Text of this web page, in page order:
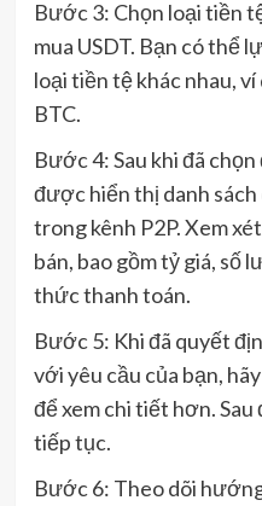
Bước 3: Chọn loại tiền
mua USDT. Bạn có thể
loại tiền tệ khác nhau,
BTC.
Bước 4: Sau khi đã
được hiển thị danh
trong kênh P2P. Xem
bán, bao gồm tỷ giá, số
thức thanh toán.
Bước 5: Khi đã quyết
với yêu cầu của bạn,
để xem chi tiết hơn. Sau
tiếp tục.
Bước 6: Theo dõi